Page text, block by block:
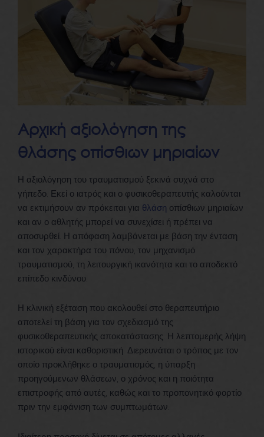
Αρχική αξιολόγηση της
θλάσης οπίσθιων μηριαίων
Η αξιολόγηση του τραυματισμού ξεκινά συχνά στο
γήπεδο. Εκεί ο ιατρός και ο φυσικοθεραπευτής καλούνται
να εκτιμήσουν αν πρόκειται για θλάση οπίσθιων μηριαίων
και αν ο αθλητής μπορεί να συνεχίσει ή πρέπει να
αποσυρθεί. Η απόφαση λαμβάνεται με βάση την ένταση
και τον χαρακτήρα του πόνου, τον μηχανισμό
τραυματισμού, τη λειτουργική ικανότητα και το αποδεκτό
επίπεδο κινδύνου.
Η κλινική εξέταση που ακολουθεί στο θεραπευτήριο
αποτελεί τη βάση για τον σχεδιασμό της
φυσικοθεραπευτικής αποκατάστασης. Η λεπτομερής λήψη
ιστορικού είναι καθοριστική. Διερευνάται ο τρόπος με τον
οποίο προκλήθηκε ο τραυματισμός, η ύπαρξη
προηγούμενων θλάσεων, ο χρόνος και η ποιότητα
επιστροφής από αυτές, καθώς και το προπονητικό φορτίο
πριν την εμφάνιση των συμπτωμάτων.